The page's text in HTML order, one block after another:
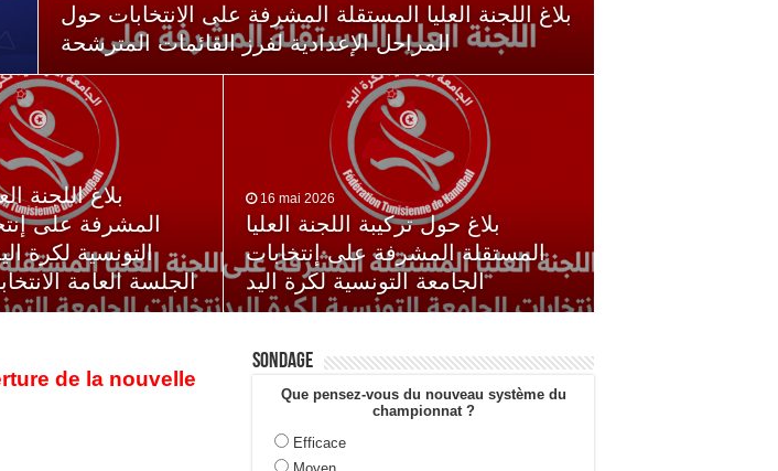
بلاغ اللجنة العليا المستقلة المشرفة على الانتخابات حول
المراحل الإعدادية لفرز القائمات المترشحة
المشرفة على
التونسية لكرة
الجلسة العامة
16 mai 2026
بلاغ حول تركيبة اللجنة العليا
المستقلة المشرفة على إنتخابات
الجامعة التونسية لكرة اليد
de la nouvelle
Sondage
Que pensez-vous du nouveau système du
championnat ?
Efficace